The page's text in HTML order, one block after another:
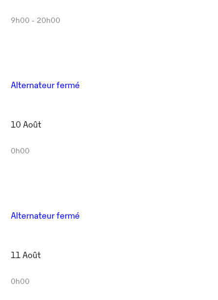
9h00 - 20h00
Alternateur fermé
10 Août
0h00
Alternateur fermé
11 Août
0h00